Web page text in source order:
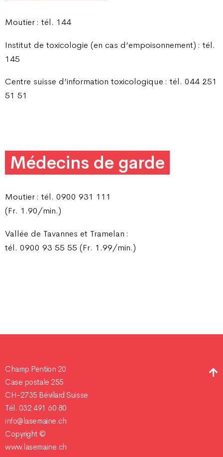
Moutier : tél. 144
Institut de toxicologie (en cas d’empoisonnement) : tél.
145
Centre suisse d’information toxicologique : tél. 044 251
51 51
Médecins de garde
Moutier : tél. 0900 931 111
(Fr. 1.90/min.)
Vallée de Tavannes et Tramelan :
tél. 0900 93 55 55 (Fr. 1.99/min.)
Champ Pention 20
Case postale 255
CH-2735 Bévilard Suisse
Tél. 032 491 60 80
info@lasemaine.ch
Copyright ©
www.lasemaine.ch